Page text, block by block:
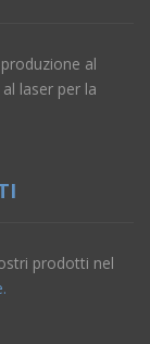
al
laser per la
prodotti nel